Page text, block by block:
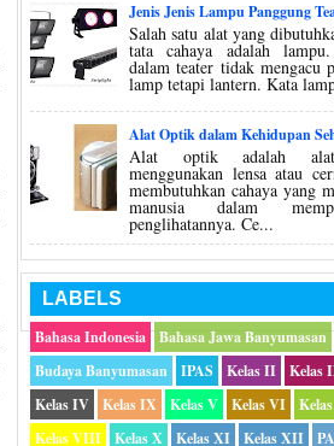
Jenis Jenis Lampu Panggung
Salah satu alat yang
tata cahaya adalah
dalam teater tidak mengacu
lamp tetapi lantern. Kata
Alat Optik dalam Kehidupan
Alat optik adalah
menggunakan lensa atau
membutuhkan cahaya yang
manusia dalam
penglihatannya. Ce...
LABELS
Bahasa Indonesia
Bahasa Jawa Banyumasan
Budaya Banyumasan
IPAS Kelas II
Kelas
Kelas IV
Kelas IX Kelas V Kelas VI
Kelas VIII
Kelas X Kelas XI Kelas XII